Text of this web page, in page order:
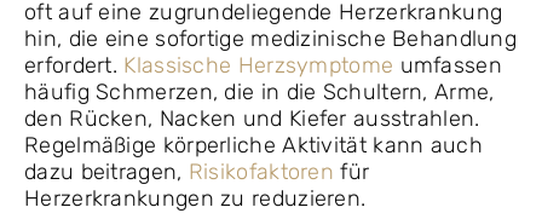
oft auf eine zugrundeliegende Herzerkrankung
hin, die eine sofortige medizinische Behandlung
erfordert. Klassische Herzsymptome umfassen
häufig Schmerzen, die in die Schultern, Arme,
den Rücken, Nacken und Kiefer ausstrahlen.
Regelmäßige körperliche Aktivität kann auch
dazu beitragen, Risikofaktoren für
Herzerkrankungen zu reduzieren.